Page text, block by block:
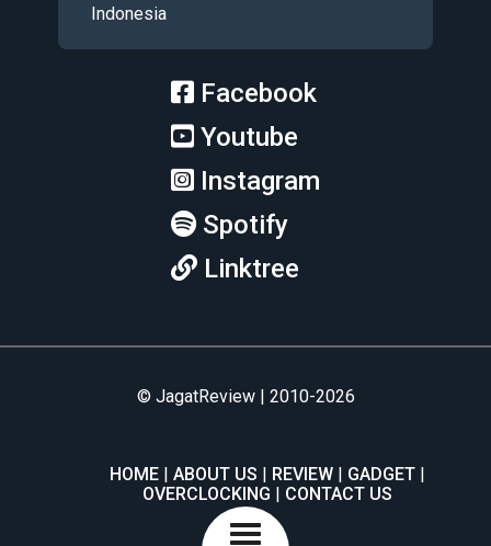
Indonesia
Facebook
Youtube
Instagram
Spotify
Linktree
© JagatReview | 2010-2026
HOME ABOUT US REVIEW
GADGET
OVERCLOCKING
CONTACT US